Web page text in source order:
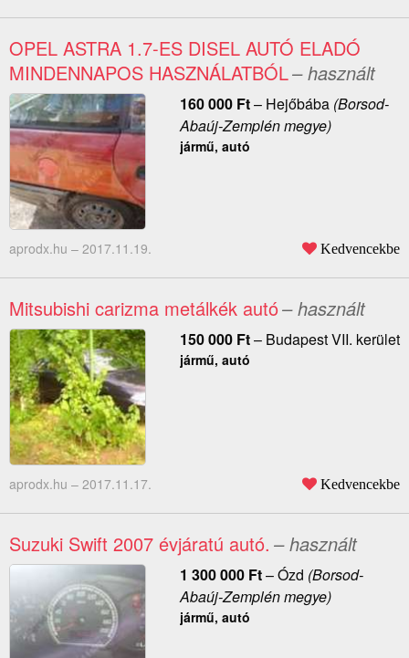
OPEL ASTRA 1.7-ES DISEL AUTÓ ELADÓ
MINDENNAPOS HASZNÁLATBÓL– használt
160 000 Ft– Hejőbába(Borsod-
Abaúj-Zemplén megye)
jármű, autó
aprodx.hu – 2017.11.19. Kedvencekbe
Mitsubishi carizma metálkék autó– használt
150 000 Ft– Budapest VII. kerület
jármű, autó
aprodx.hu – 2017.11.17. Kedvencekbe
Suzuki Swift 2007 évjáratú autó. – használt
1 300 000 Ft–Ózd (Borsod-
Abaúj-Zemplén megye)
jármű, autó